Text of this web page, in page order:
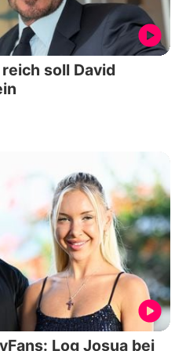
soll David
Log Josua bei